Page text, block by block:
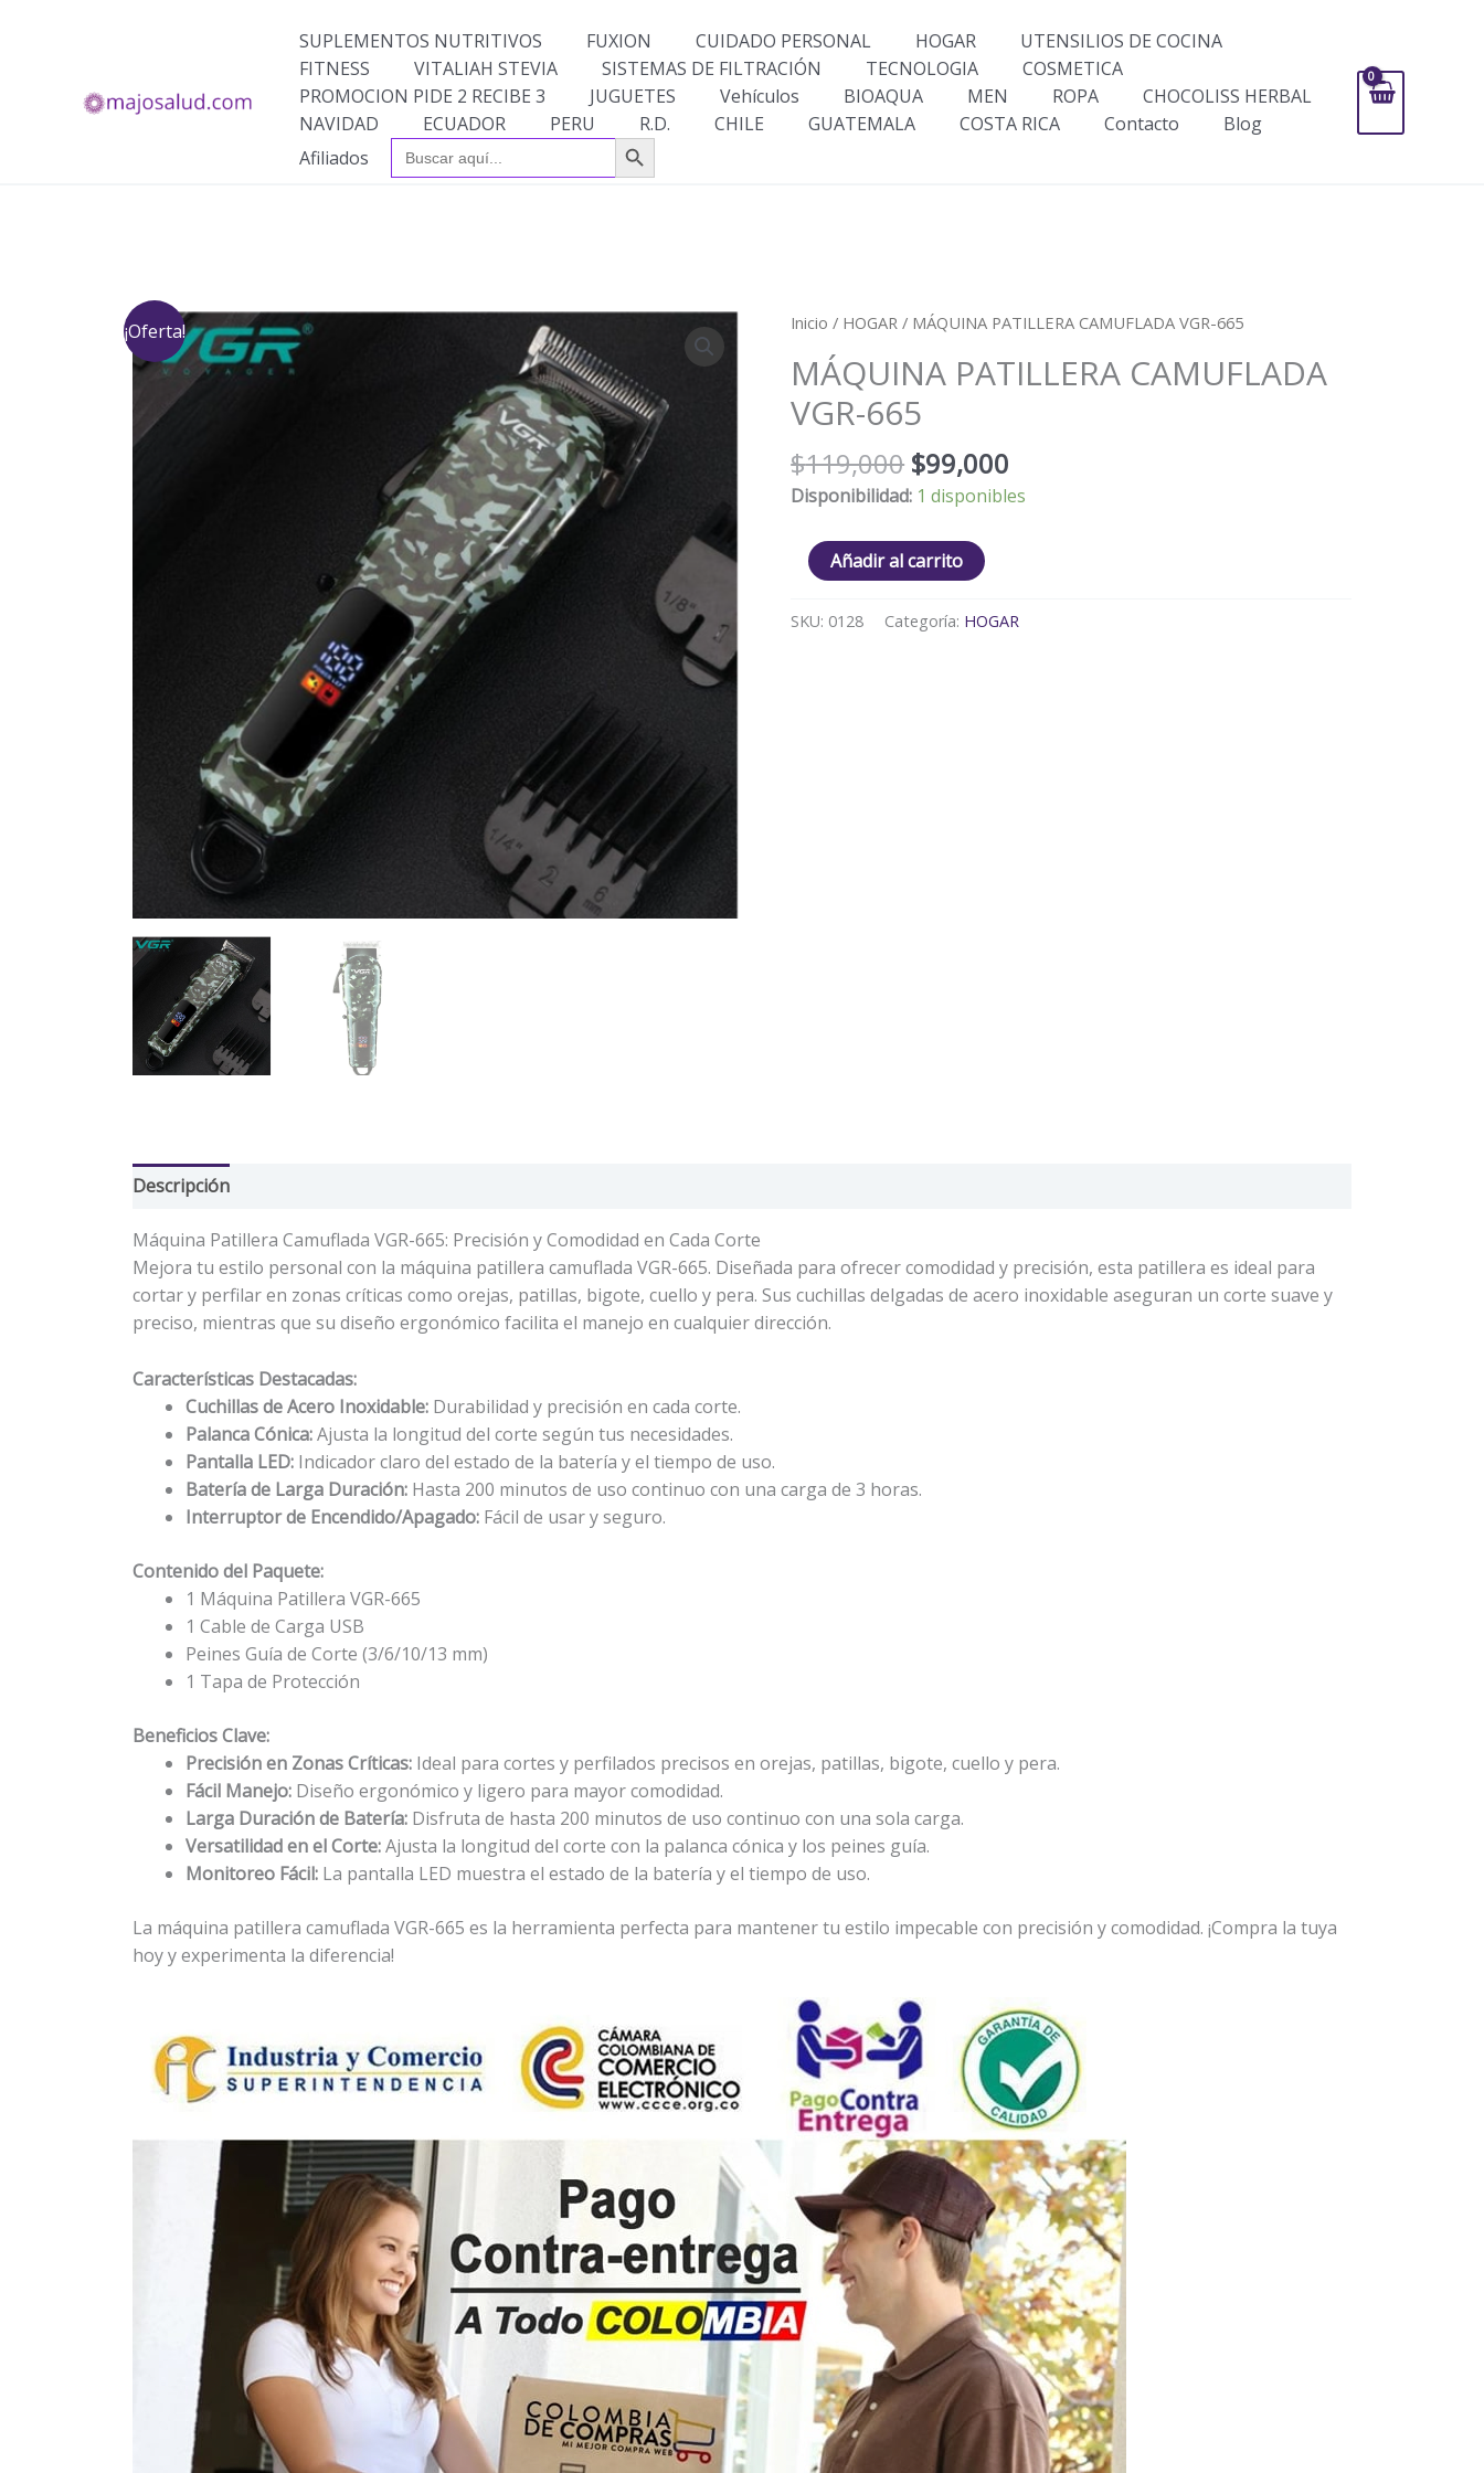
SUPLEMENTOS NUTRITIVOS FUXION CUIDADO PERSONAL HOGAR
UTENSILIOS DE COCINA
FITNESS
VITALIAH STEVIA SISTEMAS DE FILTRACIÓN TECNOLOGIA
COSMETICA
PROMOCION PIDE 2 RECIBE 3
JUGUETES Vehículos BIOAQUA MEN ROPA
CHOCOLISS HERBAL
NAVIDAD
ECUADOR PERU R.D. CHILE GUATEMALA COSTA RICA Contacto
Blog
Afiliados
Buscar: Botón de búsqueda
¡Oferta! Inicio / HOGAR / MÁQUINA PATILLERA CAMUFLADA VGR-665
MÁQUINA PATILLERA CAMUFLADA
VGR-665
$119,000
El
original
era:
$119,000.
$99,000
El
actual
Disponibilidad: 1 disponibles
MÁQUINA
PATILLERA
CAMUFLADA
VGR-
665
cantidad
Añadir al carrito
SKU: 0128 Categoría: HOGAR
Descripción
Máquina Patillera Camuflada VGR-665: Precisión y Comodidad en Cada Corte
Mejora tu estilo personal con la máquina patillera camuflada VGR-665. Diseñada para ofrecer comodidad y precisión, esta patillera es ideal para
cortar y perfilar en zonas críticas como orejas, patillas, bigote, cuello y pera. Sus cuchillas delgadas de acero inoxidable aseguran un corte suave y
preciso, mientras que su diseño ergonómico facilita el manejo en cualquier dirección.
Características Destacadas:
Cuchillas de Acero Inoxidable: Durabilidad y precisión en cada corte.
Palanca Cónica:Ajusta la longitud del corte según tus necesidades.
Pantalla LED: Indicador claro del estado de la batería y el tiempo de uso.
Batería de Larga Duración: Hasta 200 minutos de uso continuo con una carga de 3 horas.
Interruptor de Encendido/Apagado: Fácil de usar y seguro.
Contenido del Paquete:
1 Máquina Patillera VGR-665
1 Cable de Carga USB
Peines Guía de Corte (3/6/10/13 mm)
1 Tapa de Protección
Beneficios Clave:
Precisión en Zonas Críticas: Ideal para cortes y perfilados precisos en orejas, patillas, bigote, cuello y pera.
Fácil Manejo: Diseño ergonómico y ligero para mayor comodidad.
Larga Duración de Batería: Disfruta de hasta 200 minutos de uso continuo con una sola carga.
Versatilidad en el Corte:Ajusta la longitud del corte con la palanca cónica y los peines guía.
Monitoreo Fácil: La pantalla LED muestra el estado de la batería y el tiempo de uso.
La máquina patillera camuflada VGR-665 es la herramienta perfecta para mantener tu estilo impecable con precisión y comodidad. ¡Compra la tuya
hoy y experimenta la diferencia!